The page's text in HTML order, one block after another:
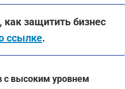
защитить бизнес
ссылке.
с высоким уровнем